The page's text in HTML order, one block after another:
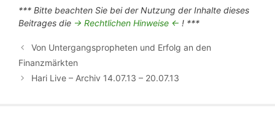
*** Bitte beachten Sie bei der Nutzung der Inhalte dieses
Beitrages die -> Rechtlichen Hinweise <- ! ***
Von Untergangspropheten und Erfolg an den
Finanzmärkten
Hari Live – Archiv 14.07.13 – 20.07.13